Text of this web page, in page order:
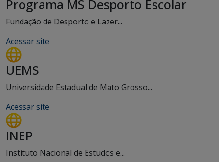
Programa MS Desporto Escolar
Fundação de Desporto e Lazer...
Acessar site
UEMS
Universidade Estadual de Mato Grosso...
Acessar site
INEP
Instituto Nacional de Estudos e...